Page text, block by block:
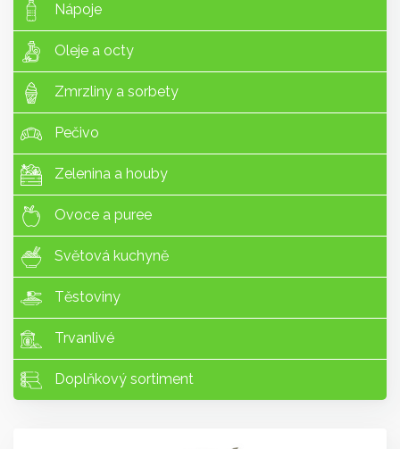
Nápoje
Oleje a octy
Zmrzliny a sorbety
Pečivo
Zelenina a houby
Ovoce a puree
Světová kuchyně
Těstoviny
Trvanlivé
Doplňkový sortiment